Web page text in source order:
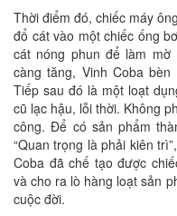
Thời điểm đó, chiếc máy
đổ cát vào một chiếc ống
cát nóng phun để làm
càng tăng, Vinh Coba
Tiếp sau đó là một loạt
cũ lạc hậu, lỗi thời. Không
công. Để có sản phẩm
“Quan trọng là phải kiên
Coba đã chế tạo được
và cho ra lò hàng loạt sản
cuộc đời.